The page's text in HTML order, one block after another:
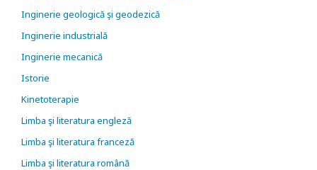
Inginerie geologică şi geodezică
Inginerie industrială
Inginerie mecanică
Istorie
Kinetoterapie
Limba şi literatura engleză
Limba şi literatura franceză
Limba şi literatura română